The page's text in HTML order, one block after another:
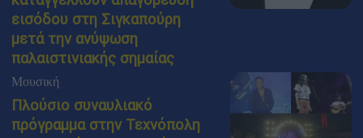
εισόδου στη Σιγκαπούρη
μετά την ανύψωση
παλαιστινιακής σημαίας
Μουσική
Πλούσιο συναυλιακό
πρόγραμμα στην Τεχνόπολη